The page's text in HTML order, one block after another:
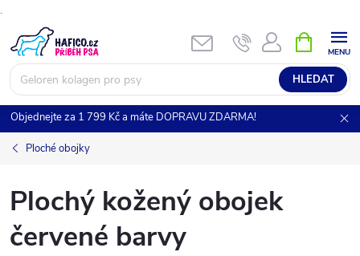
.
na
obsah
HLEDAT
NÁKUPNÍ
KOŠÍK
Objednejte za 1 799 Kč a máte DOPRAVU ZDARMA!
Ploché obojky
Plochý kožený obojek
červené barvy